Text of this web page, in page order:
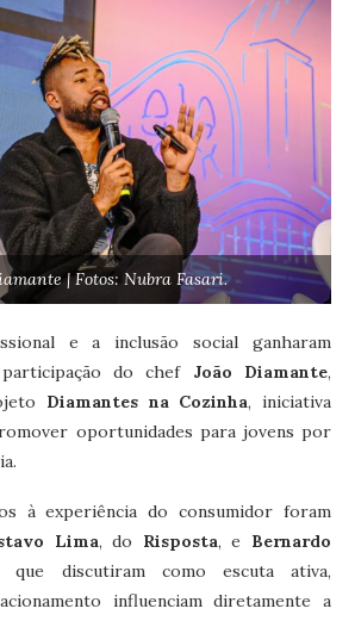
| Fotos: Nubra Fasari.
e a inclusão social ganharam
do chef João Diamante,
Diamantes na Cozinha, iniciativa
oportunidades para jovens por
à experiência do consumidor foram
Lima, do Risposta, e Bernardo
que discutiram como escuta ativa,
influenciam diretamente a